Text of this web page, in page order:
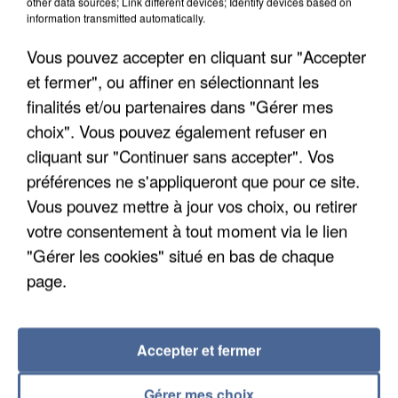
UN SECOND CADRE DE LA DZ MAFIA
INTERPELLÉ EN ALGÉRIE
information transmitted automatically.
Vous pouvez accepter en cliquant sur "Accepter
et fermer", ou affiner en sélectionnant les
finalités et/ou partenaires dans "Gérer mes
choix". Vous pouvez également refuser en
cliquant sur "Continuer sans accepter". Vos
préférences ne s'appliqueront que pour ce site.
Vous pouvez mettre à jour vos choix, ou retirer
votre consentement à tout moment via le lien
"Gérer les cookies" situé en bas de chaque
page.
Accepter et fermer